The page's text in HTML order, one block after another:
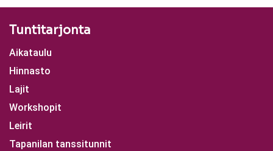
Tuntitarjonta
Aikataulu
Hinnasto
Lajit
Workshopit
Leirit
Tapanilan tanssitunnit